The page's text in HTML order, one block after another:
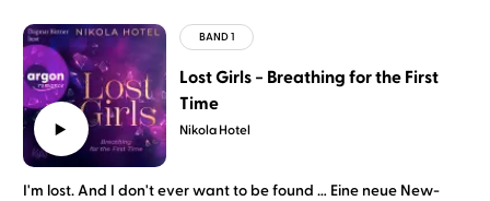
Nikola Hotel
Lost Girls − Breathing for the First
Time
I'm lost. And I don't ever want to be found … Eine neue New-